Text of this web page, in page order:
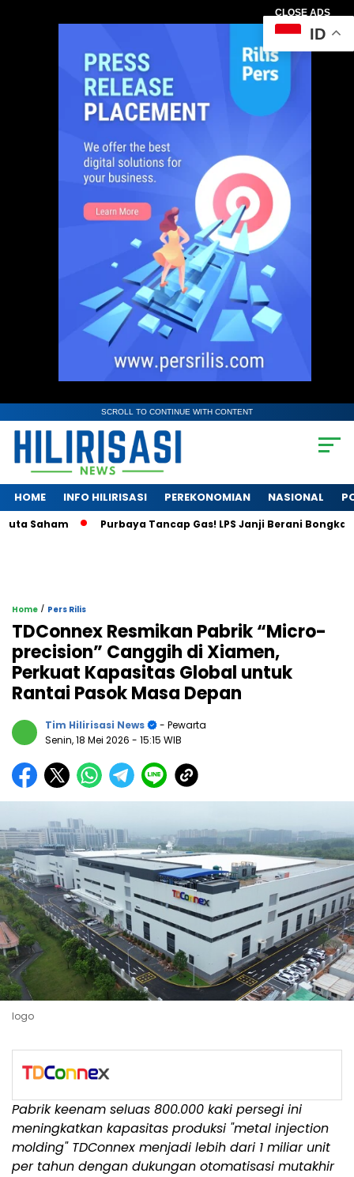
CLOSE ADS
SCROLL TO CONTINUE WITH CONTENT
HOME INFO HILIRISASI PEREKONOMIAN NASIONAL
Purbaya Tancap Gas! LPS Janji Berani Bongkar Krisis
Home / Pers Rilis
TDConnex Resmikan Pabrik “Micro-
precision” Canggih di Xiamen,
Perkuat Kapasitas Global untuk
Rantai Pasok Masa Depan
Tim Hilirisasi News
- Pewarta
Senin, 18 Mei 2026 - 15:15 WIB
logo
Pabrik keenam seluas 800.000 kaki persegi ini
meningkatkan kapasitas produksi "metal injection
molding" TDConnex menjadi lebih dari 1 miliar unit
per tahun dengan dukungan otomatisasi mutakhir
ID